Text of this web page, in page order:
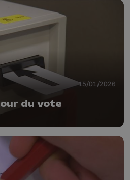
15/01/2026
du vote